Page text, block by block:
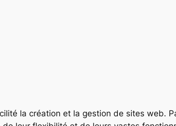
la création et la gestion de sites web.